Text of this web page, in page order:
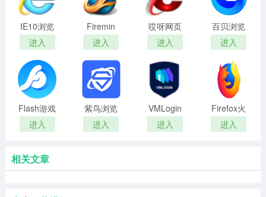
IE10浏览
器
进入
Firemin
进入
哎呀网页
游戏加速
浏览器
进入
百贝浏览
器
进入
Flash游戏
浏览器
进入
紫鸟浏览
器
进入
VMLogin
浏览器
进入
Firefox火
狐浏览器
进入
相关文章